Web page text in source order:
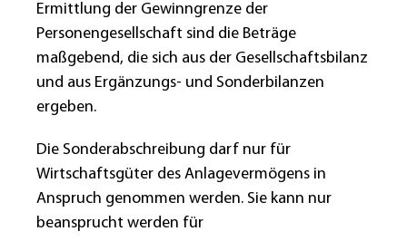
Ermittlung der Gewinngrenze der
Personengesellschaft sind die Beträge
maßgebend, die sich aus der Gesellschaftsbilanz
und aus Ergänzungs- und Sonderbilanzen
ergeben.
Die Sonderabschreibung darf nur für
Wirtschaftsgüter des Anlagevermögens in
Anspruch genommen werden. Sie kann nur
beansprucht werden für